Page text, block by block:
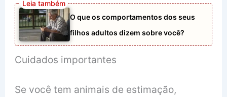
O que os comportamentos dos seus
filhos adultos dizem sobre você?
Cuidados importantes
Se você tem animais de estimação,